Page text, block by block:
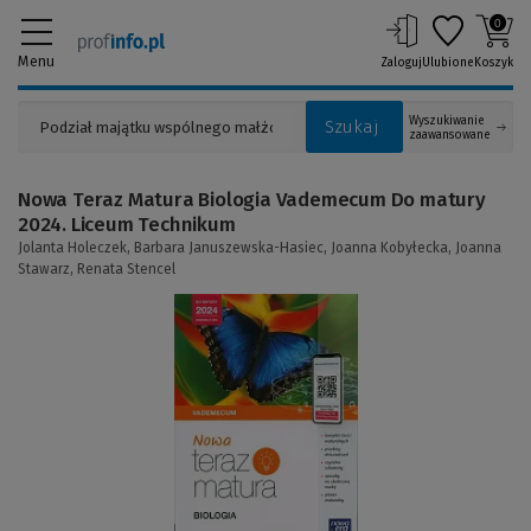
Menu
Szukaj
Wyszukiwanie
zaawansowane
ZalogujUlubione
0
Koszyk
strony)
Nowa Teraz Matura Biologia Vademecum Do matury
2024. Liceum Technikum
Jolanta Holeczek, Barbara Januszewska-Hasiec, Joanna Kobyłecka,
Joanna
Stawarz, Renata Stencel